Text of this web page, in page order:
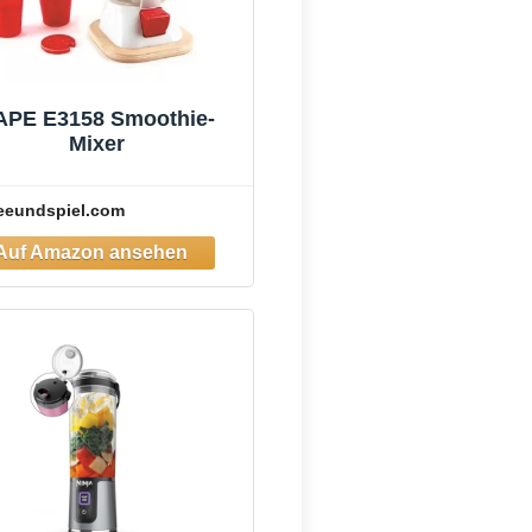
E3158 Smoothie-
Mixer